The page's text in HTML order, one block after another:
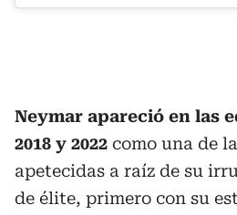
Neymar apareció en las
2018 y 2022 como una de
apetecidas a raíz de su
de élite, primero con su